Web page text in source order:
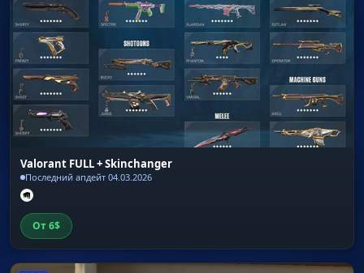
Valorant FULL + Skinchanger
Последний апдейт 04.03.2026
От6$